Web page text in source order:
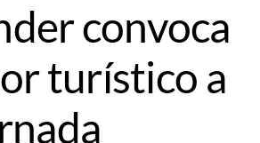
convoca
turístico a